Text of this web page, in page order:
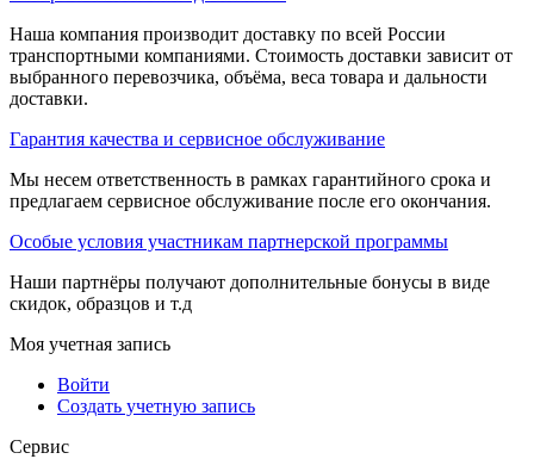
Наша компания производит доставку по всей России
транспортными компаниями. Стоимость доставки зависит от
выбранного перевозчика, объёма, веса товара и дальности
доставки.
Гарантия качества и сервисное обслуживание
Мы несем ответственность в рамках гарантийного срока и
предлагаем сервисное обслуживание после его окончания.
Особые условия участникам партнерской программы
Наши партнёры получают дополнительные бонусы в виде
скидок, образцов и т.д
Моя учетная запись
Войти
Создать учетную запись
Сервис